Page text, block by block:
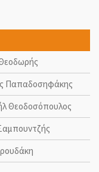
Παπαδοσηφάκης
Θεοδοσόπουλος